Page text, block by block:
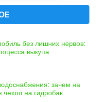
без лишних нервов:
выкупа
зачем на
на гидробак